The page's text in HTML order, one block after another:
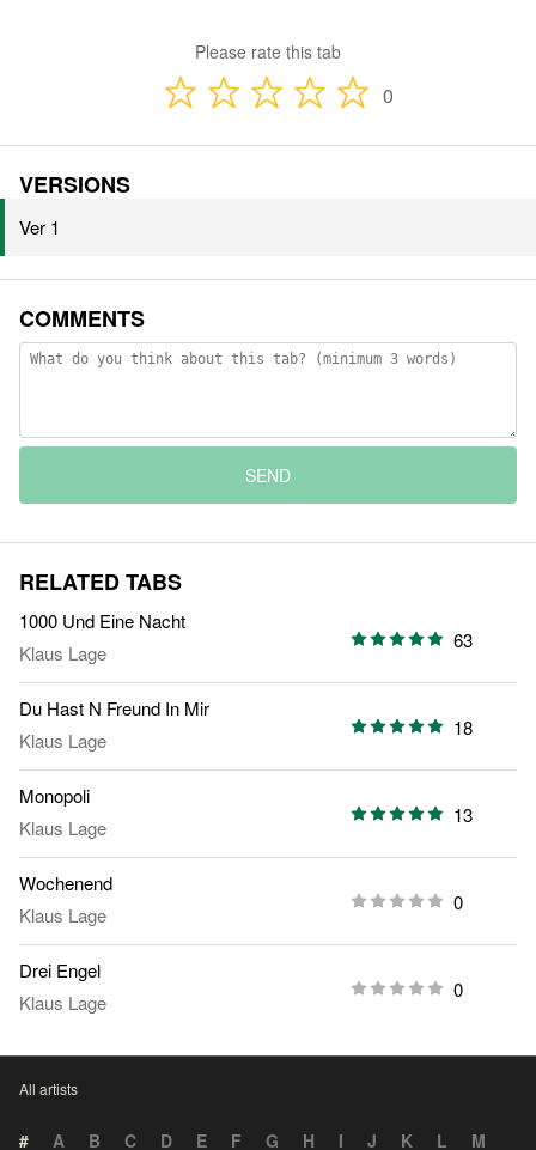
Please rate this tab
0
VERSIONS
Ver 1
COMMENTS
SEND
RELATED TABS
1000 Und Eine Nacht
Klaus Lage
63
Du Hast N Freund In Mir
Klaus Lage
18
Monopoli
Klaus Lage
13
Wochenend
Klaus Lage
0
Drei Engel
Klaus Lage
0
All artists
# A B C D E F G H I J K L
M